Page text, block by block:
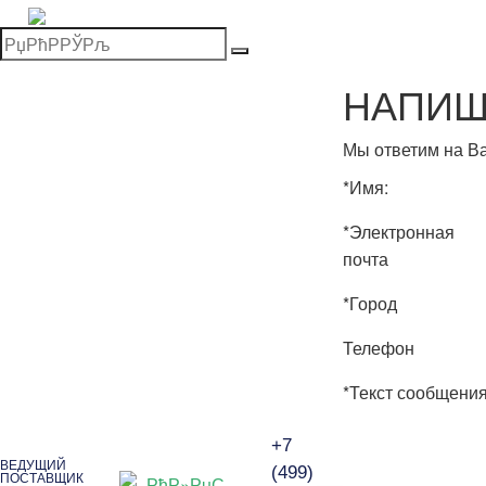
ВЕДУЩИЙ
ПОСТАВЩИК
+7
(499)
Мы ответим на
*Имя:
*Электронная
почта
*Город
Телефон
*Текст
России. Мы предлагаем как всемирно популярные сорта
чая, так и эксклюзивные авторские купажи. Ассортимент